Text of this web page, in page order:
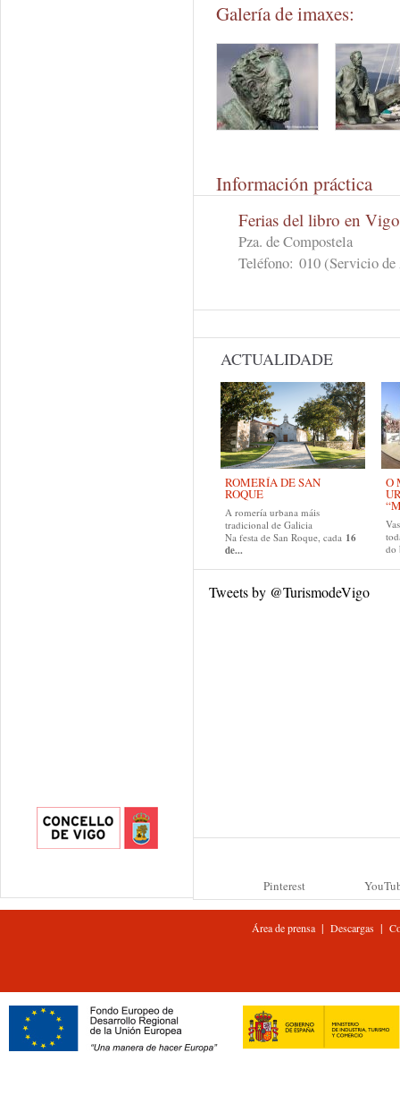
Galería de imaxes:
Información práctica
Ferias del libro en Vigo
Pza. de Compostela
Teléfono: 010 (Servicio
ACTUALIDADE
ROMERÍA DE SAN
ROQUE
A romería urbana máis
tradicional de Galicia
Na festa de San Roque, cada 16
de...
O
do
Tweets by @TurismodeVigo
Pinterest
Área de prensa| Descargas|